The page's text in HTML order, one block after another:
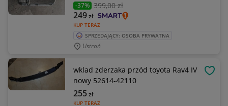
-37% 399,00 zł
KUP TERAZ
249zł
SPRZEDAJĄCY: OSOBA PRYWATNA
Ustroń
wklad zderzaka przód toyota Rav4 IV
nowy 52614-42110
KUP TERAZ
255zł